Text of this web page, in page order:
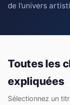
de l’univers
Toutes les
expliquées
Sélectionnez un